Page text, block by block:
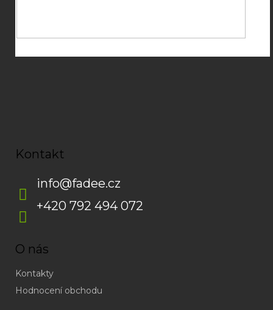
Kontakt
info@fadee.cz
+420 792 494 072
O nás
Kontakty
Hodnocení obchodu